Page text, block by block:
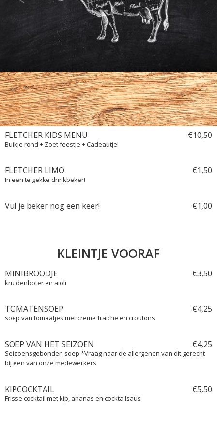
Wijnkaart
Bites
FLETCHER KIDS MENU €10,50
Buikje rond + Zoet feestje + Cadeautje!
FLETCHER LIMO €1,50
In een te gekke drinkbeker!
Vul je beker nog een keer! €1,00
KLEINTJE VOORAF
MINIBROODJE €3,50
kruidenboter en aioli
TOMATENSOEP €4,25
soep van tomaatjes met crème fraîche en croutons
SOEP VAN HET SEIZOEN €4,25
Seizoensgebonden soep *Vraag naar de allergenen van dit gerecht
bij een van onze medewerkers
KIPCOCKTAIL €5,50
Frisse cocktail met kip, ananas en cocktailsaus